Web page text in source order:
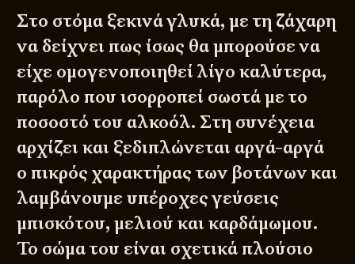
Στο στόμα ξεκινά γλυκά, με τη ζάχαρη
να δείχνει πως ίσως θα μπορούσε να
είχε ομογενοποιηθεί λίγο καλύτερα,
παρόλο που ισορροπεί σωστά με το
ποσοστό του αλκοόλ. Στη συνέχεια
αρχίζει και ξεδιπλώνεται αργά-αργά
ο πικρός χαρακτήρας των βοτάνων και
λαμβάνουμε υπέροχες γεύσεις
μπισκότου, μελιού και καρδάμωμου.
Το σώμα του είναι σχετικά πλούσιο